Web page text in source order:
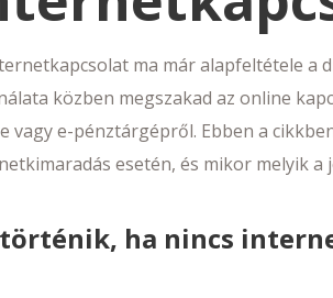
ma már alapfeltétele a
közben megszakad az online
vagy e-pénztárgépről. Ebben a
esetén, és mikor melyik a
ha nincs